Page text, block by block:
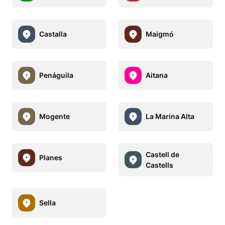
Castalla Maigmó
Penáguila Aitana
Mogente La Marina Alta
Planes
Castell de
Castells
Sella